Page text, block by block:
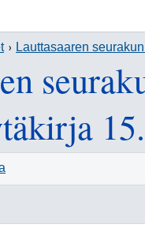
Lauttasaaren